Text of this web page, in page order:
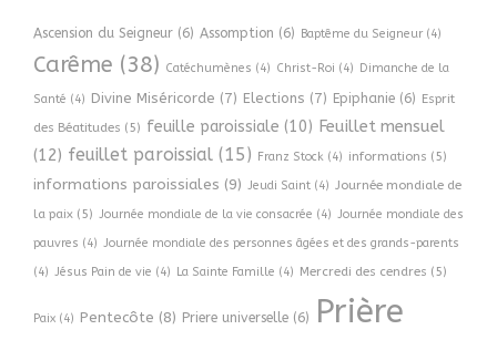
Ascension du Seigneur (6) Assomption (6) Baptême du Seigneur (4)
Carême (38) Catéchumènes (4) Christ-Roi (4) Dimanche de la
Santé (4) Divine Miséricorde (7) Elections (7) Epiphanie (6) Esprit
des Béatitudes (5) feuille paroissiale (10) Feuillet mensuel
(12) feuillet paroissial (15) Franz Stock (4) informations (5)
informations paroissiales (9) Jeudi Saint (4) Journée mondiale de
la paix (5) Journée mondiale de la vie consacrée (4) Journée mondiale des
pauvres (4) Journée mondiale des personnes âgées et des grands-parents
(4) Jésus Pain de vie (4) La Sainte Famille (4) Mercredi des cendres (5)
Paix (4) Pentecôte (8) Priere universelle (6)
Prière